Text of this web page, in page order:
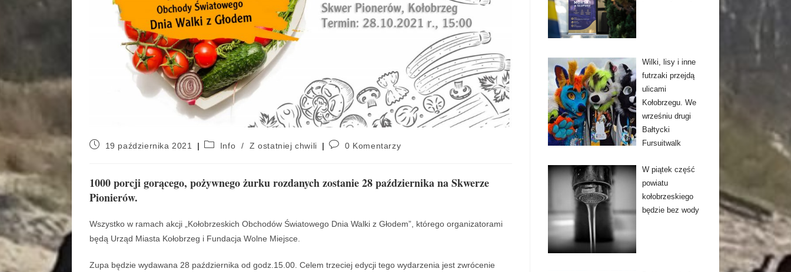
19 października 2021 Info / Z ostatniej chwili 0 Komentarzy
1000 porcji gorącego, pożywnego żurku rozdanych zostanie 28 października na Skwerze
Pionierów.
Wszystko w ramach akcji „Kołobrzeskich Obchodów Światowego Dnia Walki z Głodem”, którego organizatorami
będą Urząd Miasta Kołobrzeg i Fundacja Wolne Miejsce.
Zupa będzie wydawana 28 października od godz.15.00. Celem trzeciej edycji tego wydarzenia jest zwrócenie
Wilki, lisy i inne
futrzaki przejdą
ulicami
Kołobrzegu. We
wrześniu drugi
Bałtycki
Fursuitwalk
W piątek część
powiatu
kołobrzeskiego
będzie bez wody